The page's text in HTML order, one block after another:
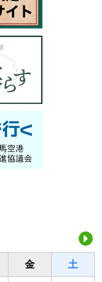
金 土